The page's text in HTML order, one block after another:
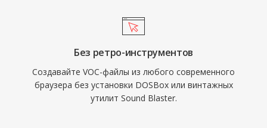
Без ретро-инструментов
Создавайте VOC-файлы из любого современного
браузера без установки DOSBox или винтажных
утилит Sound Blaster.